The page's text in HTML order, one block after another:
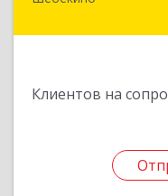
Клиентов на